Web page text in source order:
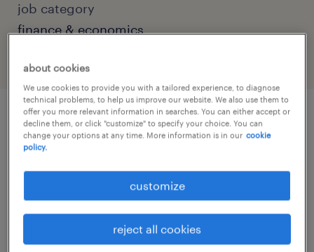
job category
finance & economics
job details
Voor een landbouwbedrijf regio Zedelgem
zijn wij op zoek naar een Junior Cost
Controller / Assistant Plant Controller met
een sterke interesse in productiecontrolling
about cookies
We use cookies to provide you with a tailored experience, to diagnose
technical problems, to help us improve our website. We also use them to
offer you more relevant information in searches. You can either accept or
decline them, or click "customize" to specify your choice. You can
change your options at any time. More information is in our cookie
policy.
customize
reject all cookies